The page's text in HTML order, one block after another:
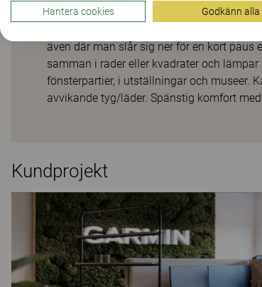
Wilson är en flexibel produkt för spontana
stålben är Wilson en produkt som i första
även där man slår sig ner för en kort
samman i rader eller kvadrater och
fönsterpartier, i utställningar och museer.
avvikande tyg/läder. Spänstig komfort
Kundprojekt
Hantera cookies Godkänn